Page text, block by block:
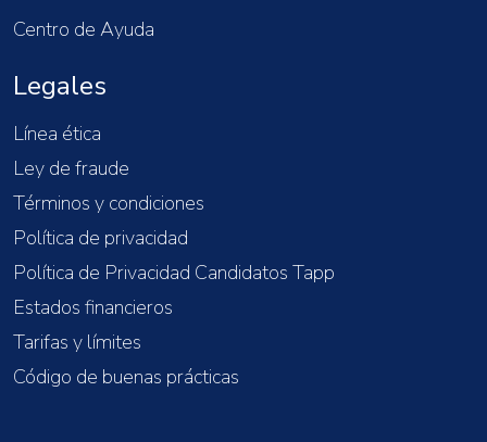
Centro de Ayuda
Legales
Línea ética
Ley de fraude
Términos y condiciones
Política de privacidad
Política de Privacidad Candidatos Tapp
Estados financieros
Tarifas y límites
Código de buenas prácticas